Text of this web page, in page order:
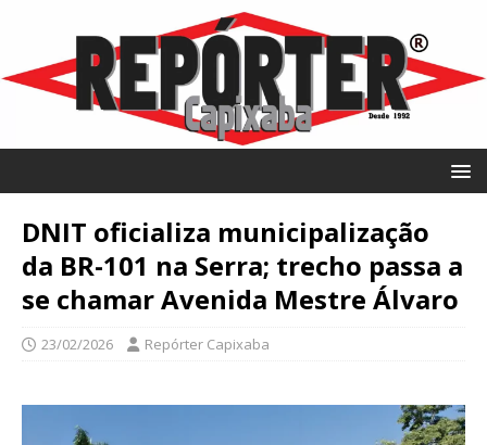
DNIT oficializa municipalização
da BR-101 na Serra; trecho passa a
se chamar Avenida Mestre Álvaro
23/02/2026 Repórter Capixaba